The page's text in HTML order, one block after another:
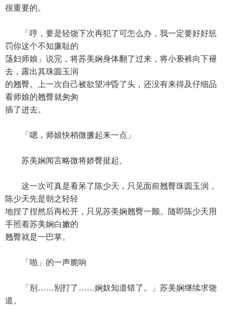
很重要的。
「哼，要是轻饶下次再犯了可怎么办，我一定要好好惩
罚你这个不知廉耻的
荡妇师娘」说完，将苏美娴身体翻了过来，将小亵裤向下褪
去，露出其珠圆玉润
的翘臀。上一次自己被欲望冲昏了头，还没有来得及仔细品
看师娘的翘臀就匆匆
插了进去。
「嗯，师娘快稍微撅起来一点」
苏美娴闻言略微将娇臀挺起。
这一次可真是看呆了陈少天，只见面前翘臀珠圆玉润，
陈少天先是朝之轻轻
地捏了捏然后再松开，只见苏美娴翘臀一颤。随即陈少天用
手照着苏美娴白嫩的
翘臀就是一巴掌。
「啪」的一声脆响
「别……别打了……娴奴知道错了。」苏美娴继续求饶
道。